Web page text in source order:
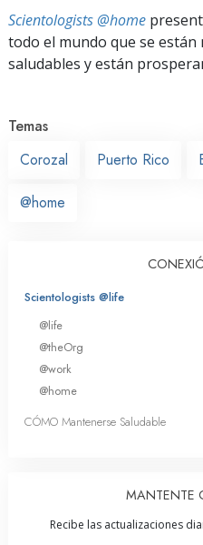
Scientologists @home
todo el mundo que se
saludables y están
Temas
Corozal
Puerto Rico
@home
Scientologists @life
@life
@theOrg
@work
@home
CÓMO Mantenerse Saludable
MANTENTE
Recibe las actualizaciones